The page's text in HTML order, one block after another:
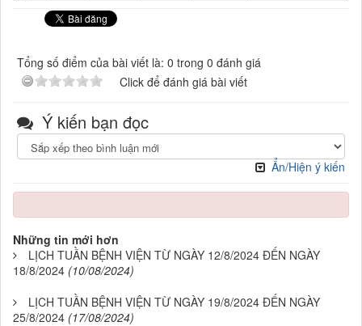
Tổng số điểm của bài viết là: 0 trong 0 đánh giá
Click để đánh giá bài viết
Ý kiến bạn đọc
Ẩn/Hiện ý kiến
Những tin mới hơn
LỊCH TUẦN BỆNH VIỆN TỪ NGÀY 12/8/2024 ĐẾN NGÀY
18/8/2024 (10/08/2024)
LỊCH TUẦN BỆNH VIỆN TỪ NGÀY 19/8/2024 ĐẾN NGÀY
25/8/2024 (17/08/2024)